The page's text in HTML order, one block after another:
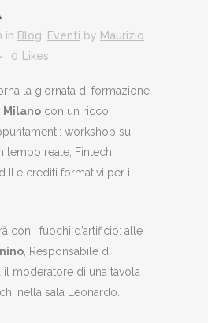
in Blog, Eventi by Maurizio
0 Likes
la giornata di formazione
Milano con un ricco
workshop sui
tempo reale, Fintech,
II e crediti formativi per i
con i fuochi d’artificio: alle
, Responsabile di
il moderatore di una tavola
nella sala Leonardo.